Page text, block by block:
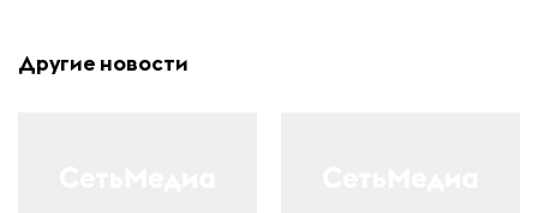
Другие новости